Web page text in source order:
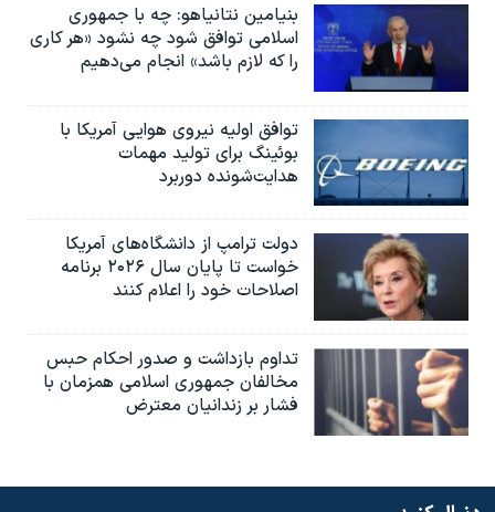
بنیامین نتانیاهو: چه با جمهوری
اسلامی توافق شود چه نشود «هر کاری
را که لازم باشد» انجام می‌دهیم
توافق اولیه نیروی هوایی آمریکا با
بوئينگ برای تولید مهمات
هدایت‌شونده دوربرد
دولت ترامپ از دانشگاه‌های آمریکا
خواست تا پایان سال ۲۰۲۶ برنامه
اصلاحات خود را اعلام کنند
تداوم بازداشت و صدور احکام حبس
مخالفان جمهوری اسلامی همزمان با
فشار بر زندانیان معترض